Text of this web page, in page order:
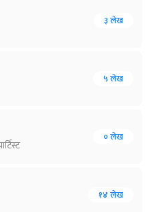
३ लेख
५ लेख
० लेख
१४ लेख